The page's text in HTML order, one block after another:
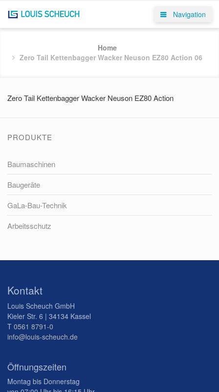
Navigation
Home
Zero Tail Kettenbagger Wacker Neuson EZ80 Action 06
Zero Tail Kettenbagger Wacker Neuson EZ80 Action
PRODUKTE
Baumaschinen
Baugeräte
GaLa-Bau-Technik
Arbeitsschutz
Kontakt
Louis Scheuch GmbH
Kieler Str. 6 | 34134 Kassel
T 0561 8791-0
info@louis-scheuch.de
Öffnungszeiten
Montag bis Donnerstag